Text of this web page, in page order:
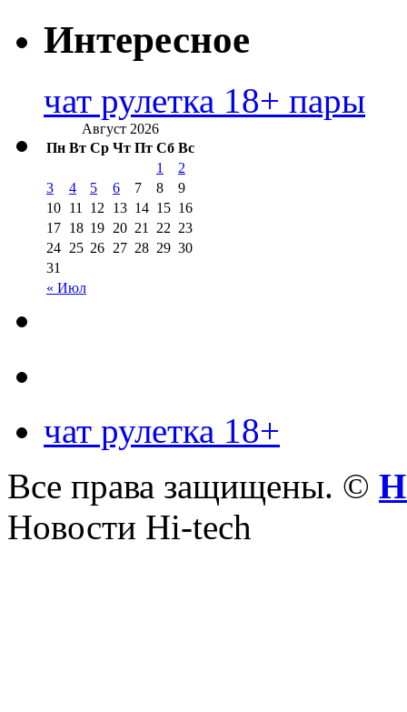
Интересное
чат рулетка 18+ пары
Август 2026
Пн Вт Ср Чт Пт Сб Вс
« Июл
1
2
3
4 5 6 7 8
9
10 11 12 13 14 15 16
17 18 19 20 21 22 23
24 25 26 27 28 29 30
31
чат рулетка 18+
Все права защищены. ©
Новости Hi-tech